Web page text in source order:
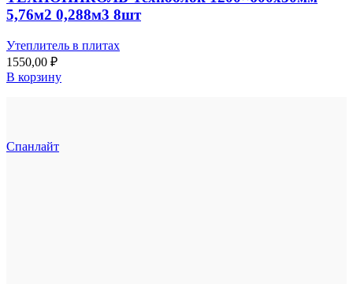
5,76м2 0,288м3 8шт
Утеплитель в плитах
1550,00 ₽
В корзину
Спанлайт